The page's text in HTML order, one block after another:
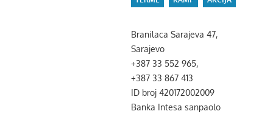
Branilaca Sarajeva 47,
Sarajevo
+387 33 552 965,
+387 33 867 413
ID broj 420172002009
Banka Intesa sanpaolo